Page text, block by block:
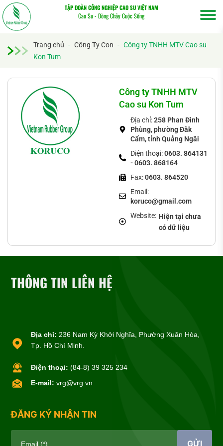
TẬP ĐOÀN CÔNG NGHIỆP CAO SU VIỆT NAM
Cao Su - Dòng Chảy Cuộc Sống
Trang chủ - Công Ty Con - Công ty TNHH MTV Cao su
Kon Tum
Công ty TNHH MTV
Cao su Kon Tum
Địa chỉ:258 Phan Đình
Phùng, phường Đăk
Cấm, tỉnh Quảng Ngãi
Điện thoại:0603. 864131
- 0603. 868164
Fax:0603. 864520
Email:
koruco@gmail.com
Website: Hiện tại chưa
có dữ liệu
THÔNG TIN LIÊN HỆ
Địa chỉ: 236 Nam Kỳ Khởi Nghĩa, Phường Xuân Hòa,
Tp. Hồ Chí Minh.
Điện thoại: (84-8) 39 325 234
E-mail: vrg@vrg.vn
ĐĂNG KÝ NHẬN TIN
Email (*) GỬI
kiếm...